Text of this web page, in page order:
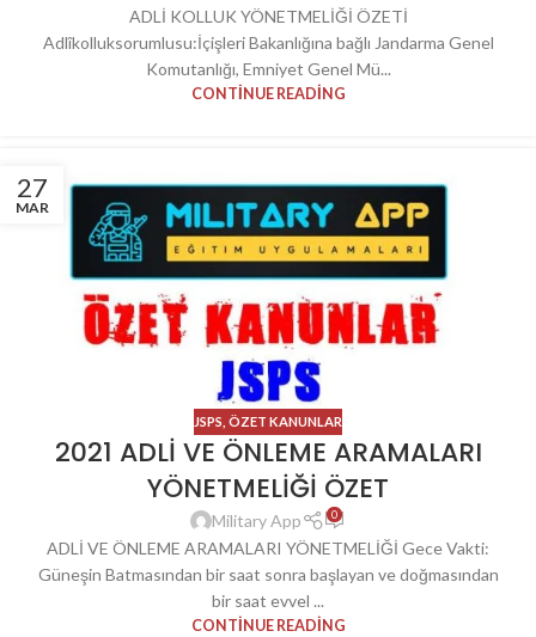
ADLİ KOLLUK YÖNETMELİĞİ ÖZETİ
Adlîkolluksorumlusu:İçişleri Bakanlığına bağlı Jandarma Genel
Komutanlığı, Emniyet Genel Mü...
CONTINUE READING
27
MAR
JSPS ÖZET KANUNLAR
2021 ADLİ VE ÖNLEME ARAMALARI
YÖNETMELİĞİ ÖZET
Military App 0
ADLİ VE ÖNLEME ARAMALARI YÖNETMELİĞİ Gece Vakti:
Güneşin Batmasından bir saat sonra başlayan ve doğmasından
bir saat evvel ...
CONTINUE READING